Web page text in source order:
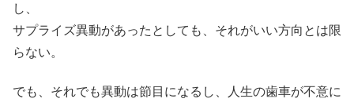
し、
サプライズ異動があったとしても、それがいい方向とは限
らない。
でも、それでも異動は節目になるし、人生の歯車が不意に